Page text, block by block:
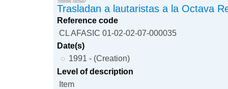
Trasladan a lautaristas a la Octava
Reference code
CL AFASIC 01-02-02-07-000035
Date(s)
1991 - (Creation)
Level of description
Item